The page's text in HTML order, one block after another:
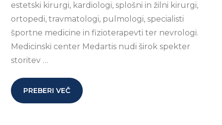
estetski kirurgi, kardiologi, splošni in žilni kirurgi,
ortopedi, travmatologi, pulmologi, specialisti
športne medicine in fizioterapevti ter nevrologi.
Medicinski center Medartis nudi širok spekter
storitev …
PREBERI VEČ